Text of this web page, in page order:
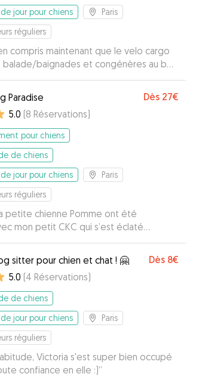
jour pour chiens
Paris
réguliers
compris maintenant que le velo cargo
baignades et congénères au bois
Du coup il saute à bord sans se faire
les temps nickel il
sieste à l'heure qu'il est ... chien chien
Merci”
Paradise Dès 27€
5.0 (8 Réservations)
pour chiens
de chiens
jour pour chiens
Paris
réguliers
petite chienne Pomme ont été
mon petit CKC qui s’est éclaté
de garderie. Je referai très vite
toute confiance !
Dog sitter pour chien et chat ! 🤗 Dès 8€
5.0 (4 Réservations)
de chiens
jour pour chiens
Paris
réguliers
Victoria s'est super bien occupé
confiance en elle :)”